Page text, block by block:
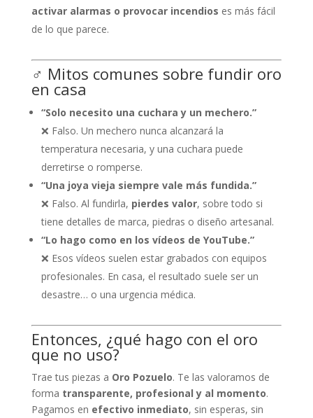
activar alarmas o provocar incendios es más fácil
de lo que parece.
‍♂️ Mitos comunes sobre fundir oro
en casa
“Solo necesito una cuchara y un mechero.”
❌ Falso. Un mechero nunca alcanzará la
temperatura necesaria, y una cuchara puede
derretirse o romperse.
“Una joya vieja siempre vale más fundida.”
❌ Falso. Al fundirla, pierdes valor, sobre todo si
tiene detalles de marca, piedras o diseño artesanal.
“Lo hago como en los vídeos de YouTube.”
❌ Esos vídeos suelen estar grabados con equipos
profesionales. En casa, el resultado suele ser un
desastre… o una urgencia médica.
Entonces, ¿qué hago con el oro
que no uso?
Trae tus piezas a Oro Pozuelo. Te las valoramos de
forma transparente, profesional y al momento.
Pagamos en efectivo inmediato, sin esperas, sin